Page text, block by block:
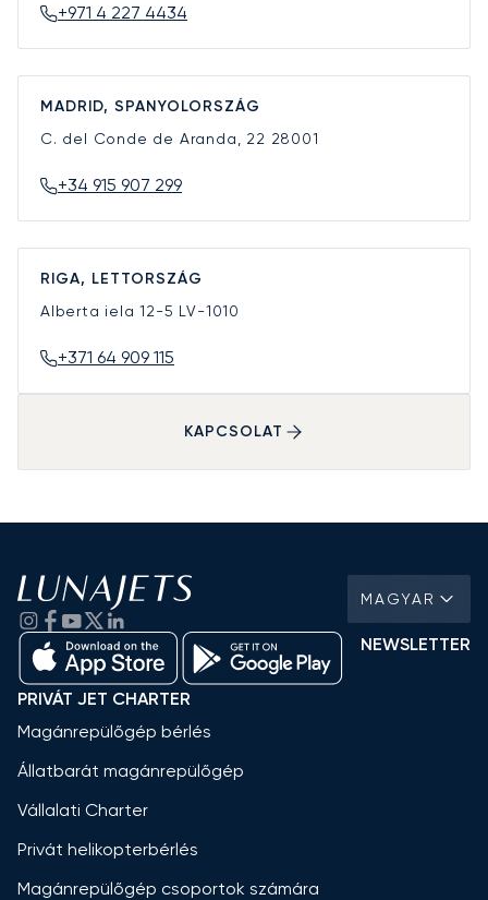
+971 4 227 4434
MADRID, SPANYOLORSZÁG
C. del Conde de Aranda, 22 28001
+34 915 907 299
RIGA, LETTORSZÁG
Alberta iela 12-5 LV-1010
+371 64 909 115
KAPCSOLAT
MAGYAR
NEWSLETTER
PRIVÁT JET CHARTER
Magánrepülőgép bérlés
Állatbarát magánrepülőgép
Vállalati Charter
Privát helikopterbérlés
Magánrepülőgép csoportok számára